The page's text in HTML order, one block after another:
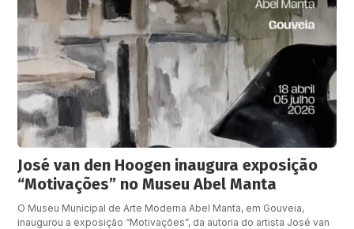
José van den Hoogen inaugura exposição
“Motivações” no Museu Abel Manta
O Museu Municipal de Arte Moderna Abel Manta, em Gouveia,
inaugurou a exposição “Motivações”, da autoria do artista José van